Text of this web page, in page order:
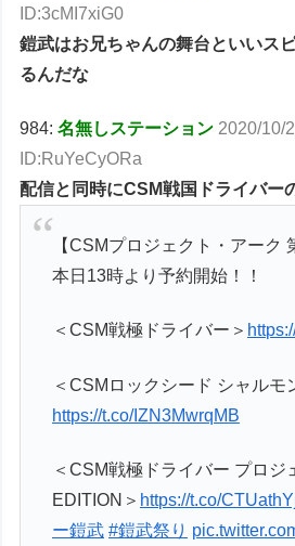
ID:3cMI7xiG0
鎧武はお兄ちゃんの舞台といいス
るんだな
984:名無しステーション 2020/10/
ID:RuYeCyORa
配信と同時にCSM戦国ドライバー
【CSMプロジェクト・アーク
本日13時より予約開始！！
＜CSM戦極ドライバー＞
＜CSMロックシード シャルモ
https://t.co/IZN3MwrqMB
＜CSM戦極ドライバー プロジ
EDITION＞ https://t.co/
ー鎧武 #鎧武祭り